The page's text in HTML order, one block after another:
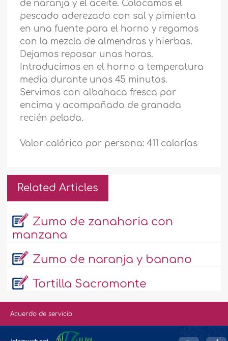
de naranja y el aceite. Colocamos el
pescado aderezado con sal y pimienta
en una fuente para el horno y regamos
con la mezcla de almendras y hierbas.
Dejamos reposar unas horas.
Introducimos en el horno a temperatura
media durante unos 45 minutos.
Servimos con albahaca fresca por
encima y acompañado de granada
recién pelada.
Valor calórico por persona: 411 calorías
Related Articles
Zumo de zanahoria con
manzana
Zumo de naranja y banano
Tortilla Sacromonte
Acuerdo de servicio